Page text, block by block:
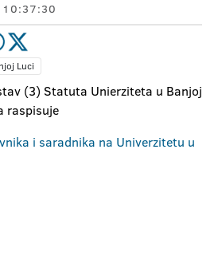
Luci
(3) Statuta Unierziteta u Banjoj
raspisuje
i saradnika na Univerzitetu u